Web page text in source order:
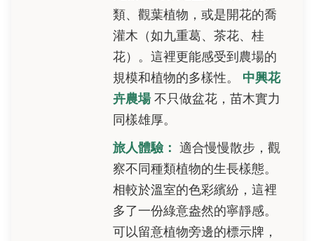
類、觀葉植物，或是開花的喬
灌木（如九重葛、茶花、桂
花）。這裡更能感受到農場的
規模和植物的多樣性。 中興花
卉農場不只做盆花，苗木實力
同樣雄厚。
旅人體驗： 適合慢慢散步，觀
察不同種類植物的生長樣態。
相較於溫室的色彩繽紛，這裡
多了一份綠意盎然的寧靜感。
可以留意植物旁邊的標示牌，